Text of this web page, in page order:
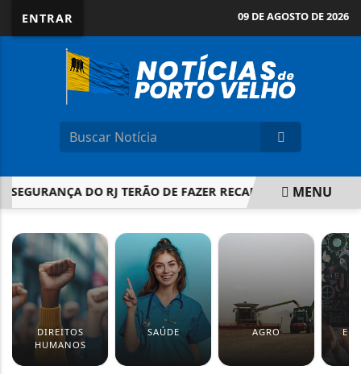
ENTRAR 09 DE AGOSTO DE 2026
SEGURANÇA DO RJ TERÃO DE FAZER RECADASTRAMENTO DE
MENU
DIREITOS
HUMANOS
SAÚDE AGRO